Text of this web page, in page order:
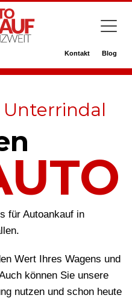
Kontakt Blog
für Autoankauf in
Wert Ihres Wagens und
können Sie unsere
nutzen und schon heute